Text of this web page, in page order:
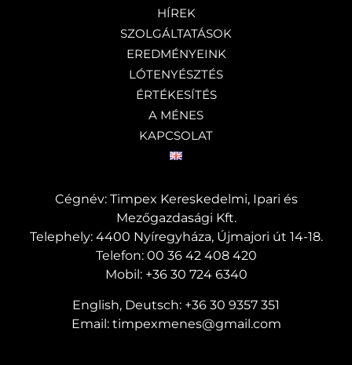
HÍREK
SZOLGÁLTATÁSOK
EREDMÉNYEINK
LÓTENYÉSZTÉS
ÉRTÉKESÍTÉS
A MÉNES
KAPCSOLAT
Cégnév: Timpex Kereskedelmi, Ipari és
Mezőgazdasági Kft.
Telephely: 4400 Nyíregyháza, Újmajori út 14-18.
Telefon: 00 36 42 408 420
Mobil: +36 30 724 6340
English, Deutsch: +36 30 9357 351
Email: timpexmenes@gmail.com